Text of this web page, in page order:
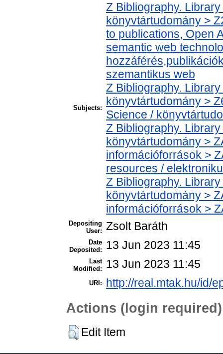
Subjects:
Z Bibliography.
könyvtártudomány >
to publications, Open
semantic web
szemantikus web
Z Bibliography.
könyvtártudomány >
Science /
Z Bibliography.
könyvtártudomány >
információforrások >
resources /
Z Bibliography.
könyvtártudomány >
információforrások >
Depositing
User: Zsolt Baráth
Date
Deposited:
13 Jun 2023 11:45
Last
Modified:
13 Jun 2023 11:45
URI: http://real.mtak.hu/id/
Actions (login required)
Edit Item